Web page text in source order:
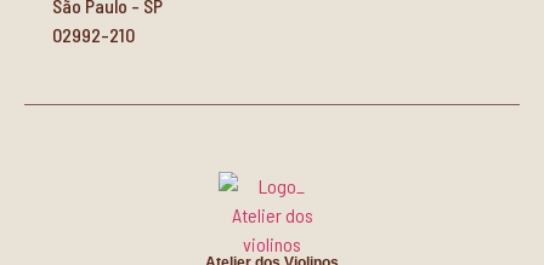
São Paulo - SP
02992-210